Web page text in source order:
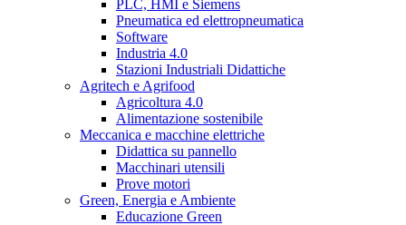
PLC, HMI e Siemens
Pneumatica ed elettropneumatica
Software
Industria 4.0
Stazioni Industriali Didattiche
Agritech e Agrifood
Agricoltura 4.0
Alimentazione sostenibile
Meccanica e macchine elettriche
Didattica su pannello
Macchinari utensili
Prove motori
Green, Energia e Ambiente
Educazione Green